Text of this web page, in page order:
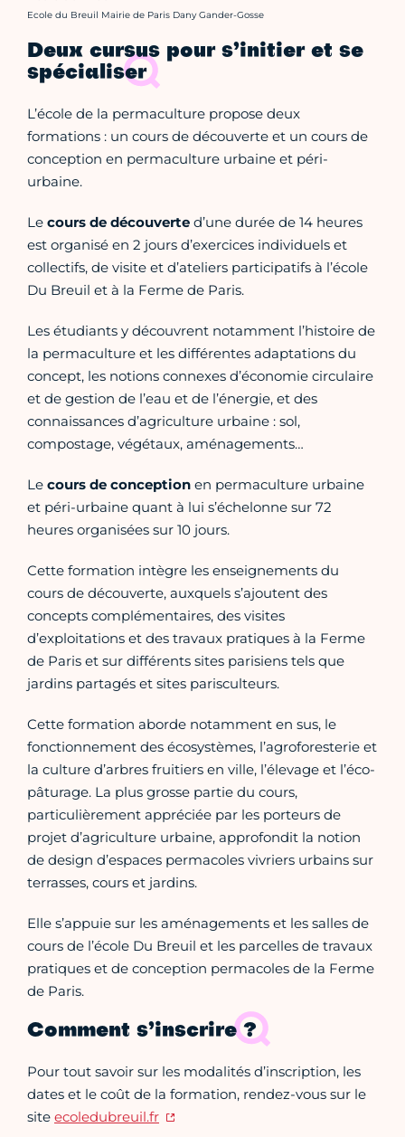
Crédit photo :
Ecole du Breuil Mairie de Paris Dany Gander-Gosse
Deux cursus pour s’initier et se
spécialiser
L’école de la permaculture propose deux
formations : un cours de découverte et un cours de
conception en permaculture urbaine et péri-
urbaine.
Le cours de découverte d’une durée de 14 heures
est organisé en 2 jours d’exercices individuels et
collectifs, de visite et d’ateliers participatifs à l’école
Du Breuil et à la Ferme de Paris.
Les étudiants y découvrent notamment l’histoire de
la permaculture et les différentes adaptations du
concept, les notions connexes d’économie circulaire
et de gestion de l’eau et de l’énergie, et des
connaissances d’agriculture urbaine : sol,
compostage, végétaux, aménagements…
Le cours de conception en permaculture urbaine
et péri-urbaine quant à lui s’échelonne sur 72
heures organisées sur 10 jours.
Cette formation intègre les enseignements du
cours de découverte, auxquels s’ajoutent des
concepts complémentaires, des visites
d’exploitations et des travaux pratiques à la Ferme
de Paris et sur différents sites parisiens tels que
jardins partagés et sites parisculteurs.
Cette formation aborde notamment en sus, le
fonctionnement des écosystèmes, l’agroforesterie et
la culture d’arbres fruitiers en ville, l’élevage et l’éco-
pâturage. La plus grosse partie du cours,
particulièrement appréciée par les porteurs de
projet d’agriculture urbaine, approfondit la notion
de design d’espaces permacoles vivriers urbains sur
terrasses, cours et jardins.
Elle s’appuie sur les aménagements et les salles de
cours de l’école Du Breuil et les parcelles de travaux
pratiques et de conception permacoles de la Ferme
de Paris.
Comment s’inscrire ?
Pour tout savoir sur les modalités d’inscription, les
dates et le coût de la formation, rendez-vous sur le
site ecoledubreuil.fr